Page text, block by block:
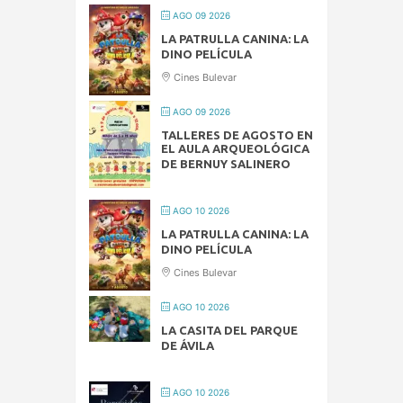
AGO 09 2026
LA PATRULLA CANINA: LA
DINO PELÍCULA
Cines Bulevar
AGO 09 2026
TALLERES DE AGOSTO EN
EL AULA ARQUEOLÓGICA
DE BERNUY SALINERO
AGO 10 2026
LA PATRULLA CANINA: LA
DINO PELÍCULA
Cines Bulevar
AGO 10 2026
LA CASITA DEL PARQUE
DE ÁVILA
AGO 10 2026